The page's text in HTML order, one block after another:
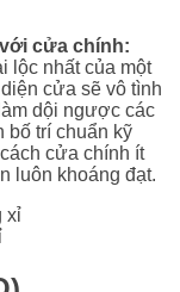
cửa chính:
lộc nhất của một
cửa sẽ vô tình
dội ngược các
bố trí chuẩn kỹ
cửa chính ít
luôn khoáng đạt.